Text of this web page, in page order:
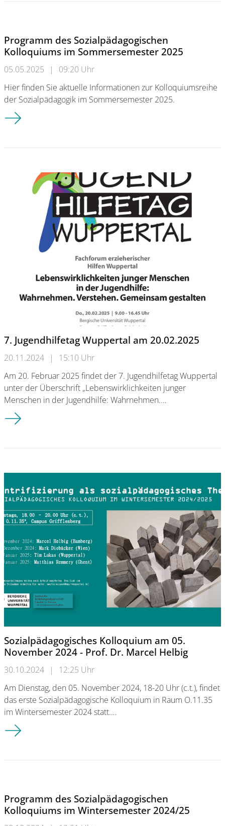
Programm des Sozialpädagogischen
Kolloquiums im Sommersemester 2025
05.05.2025 |
09:20 Uhr
Hier finden Sie aktuelle Informationen zur Kolloquiumsreihe
der Sozialpädagogik im Sommersemester 2025.
Programm des Sozialpädagogischen Kolloquiums im
7. Jugendhilfetag Wuppertal am 20.02.2025
20.11.2024 |
15:10 Uhr
Am 20. Februar 2025 findet der 7. Jugendhilfetag Wuppertal
unter der Überschrift „Lebenswirklichkeiten junger
Menschen in der Jugendhilfe: Wahrnehmen.…
7. Jugendhilfetag Wuppertal am 20.02.2025
Sozialpädagogisches Kolloquium am 05.
November 2024 - Prof. Dr. Marcel Helbig
30.10.2024 |
12:25 Uhr
Am Dienstag, den 05. November 2024, 18-20 Uhr (c.t.), findet
das erste Sozialpädagogische Kolloquium in Raum O.11.35
im Wintersemester 2024 statt.…
Sozialpädagogisches Kolloquium am 05. November 2024 -
Programm des Sozialpädagogischen
Kolloquiums im Wintersemester 2024/25